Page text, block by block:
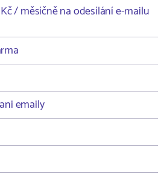
/ měsíčně na odesílání e-mailu
emaily